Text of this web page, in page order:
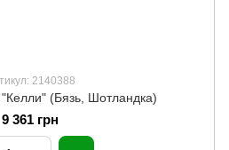
2140388
(Бязь, Шотландка)
9 361 грн